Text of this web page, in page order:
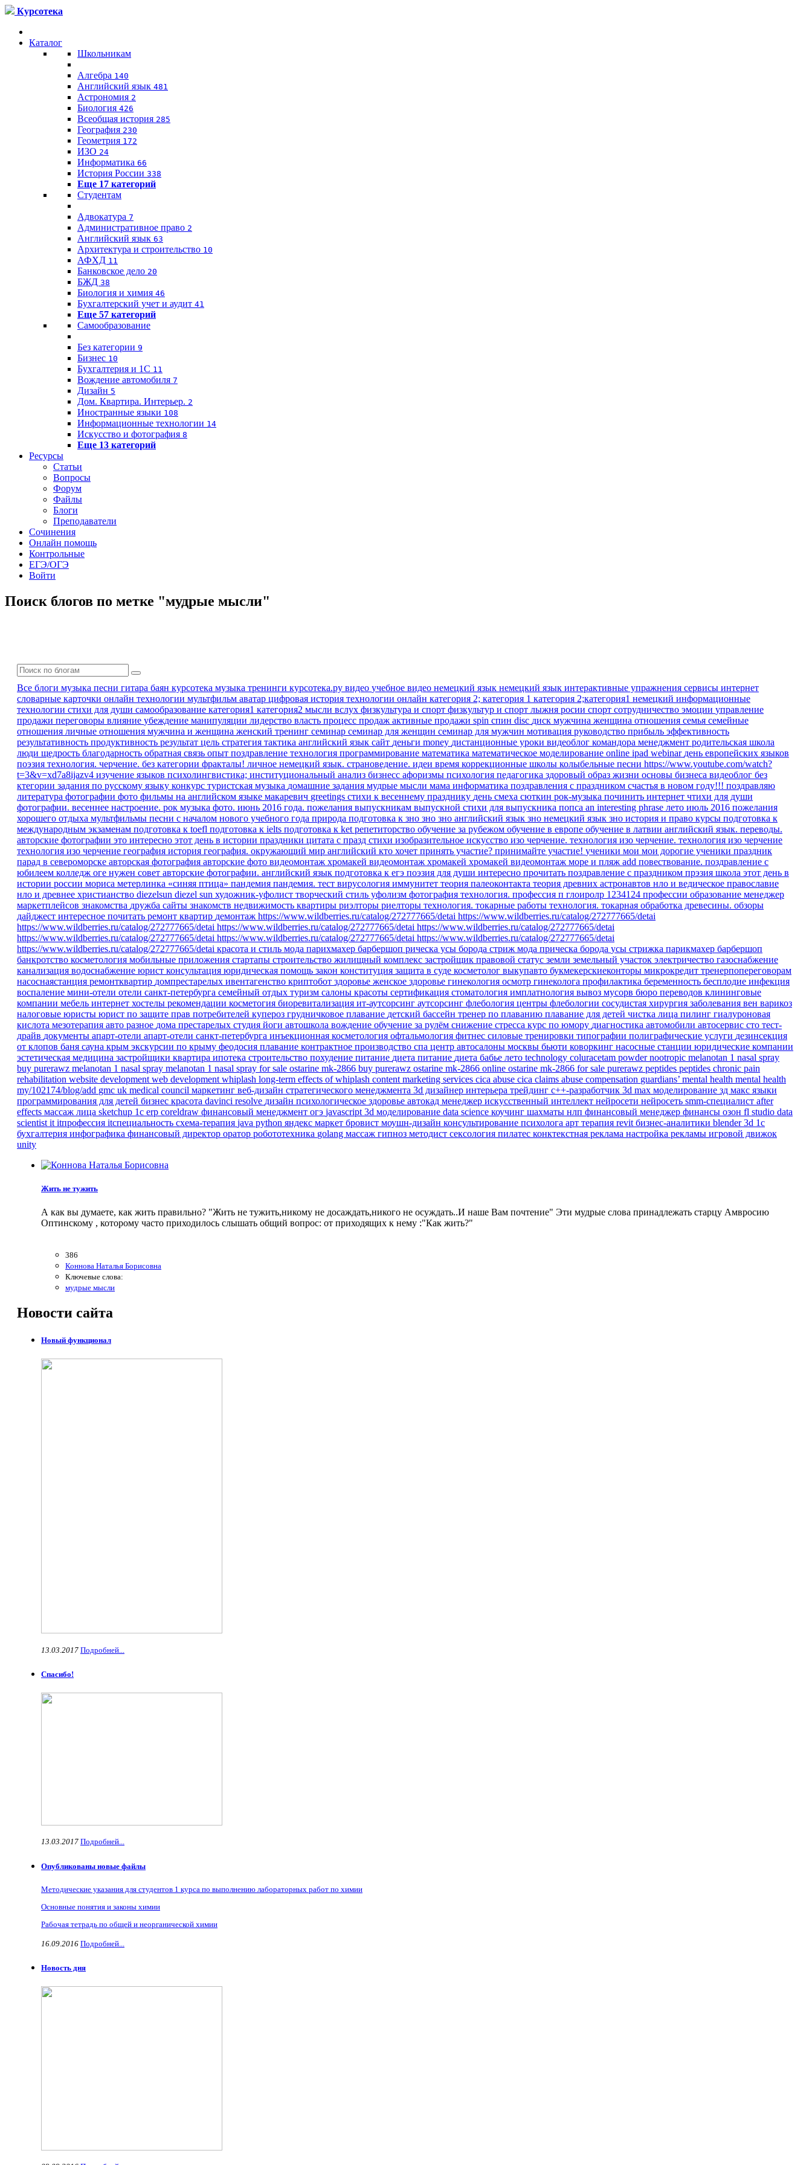
Курсотека
Каталог
Школьникам
Алгебра 140
Английский язык 481
Астрономия 2
Биология 426
Всеобщая история 285
География 230
Геометрия 172
ИЗО 24
Информатика 66
История России 338
Еще 17 категорий
Студентам
Адвокатура 7
Административное право 2
Английский язык 63
Архитектура и строительство 10
АФХД 11
Банковское дело 20
БЖД 38
Биология и химия 46
Бухгалтерский учет и аудит 41
Еще 57 категорий
Самообразование
Без категории 9
Бизнес 10
Бухгалтерия и 1C 11
Вождение автомобиля 7
Дизайн 5
Дом. Квартира. Интерьер. 2
Иностранные языки 108
Информационные технологии 14
Искусство и фотография 8
Еще 13 категорий
Ресурсы
Статьи
Вопросы
Форум
Файлы
Блоги
Преподаватели
Сочинения
Онлайн помощь
Контрольные
ЕГЭ/ОГЭ
Войти
Поиск блогов по метке "мудрые мысли"
Все блоги музыка песни гитара баян курсотека музыка тренинги курсотека.ру видео учебное видео немецкий язык немецкий язык интерактивные упражнения сервисы интернет
словарные карточки онлайн технологии мультфильм аватар цифровая история технологии онлайн категория 2; категория 1 категория 2;категория1 немецкий информационные
технологии стихи для души самообразование категория1 категория2 мысли вслух физкультура и спорт физкультур и спорт лыжня росии спорт сотрудничество эмоции управление
продажи переговоры влияние убеждение манипуляции лидерство власть процесс продаж активные продажи spin спин disc диск мужчина женщина отношения семья семейные
отношения личные отношения мужчина и женщина женский тренинг семинар семинар для женщин семинар для мужчин мотивация руководство прибыль эффективность
результативность продуктивность результат цель стратегия тактика английский язык сайт деньги money дистанционные уроки видеоблог командора менеджмент родительская школа
люди щедрость благодарность обратная связь опыт поздравление технология программирование математика математическое моделирование online ipad webinar день европейских языков
поэзия технология. черчение. без категории фракталы! личное немецкий язык. страноведение. идеи время коррекционные школы колыбельные песни https://www.youtube.com/watch?
t=3&v=xd7a8ijazv4 изучение языков психолингвистика; институциональный анализ бизнесс афоризмы психология педагогика здоровый образ жизни основы бизнеса видеоблог без
ктегории задания по русскому языку конкурс туристская музыка домашние задания мудрые мысли мама информатика поздравления с праздником счастья в новом году!!! поздравляю
литература фотографии фото фильмы на английском языке макаревич greetings стихи к весеннему празднику день смеха сюткин рок-музыка починить интернет чтихи для души
фотографии. весеннее настроение. рок музыка фото. июнь 2016 года. пожелания выпускникам выпускной стихи для выпускника попса an interesting phrase лето июль 2016 пожелания
хорошего отдыха мультфильмы песни с началом нового учебного года природа подготовка к зно зно зно английский язык зно немецкий язык зно история и право курсы подготовка к
международным экзаменам подготовка к toefl подготовка к ielts подготовка к ket репетиторство обучение за рубежом обучение в европе обучение в латвии английский язык. переводы.
авторские фотографии это интересно этот день в истории праздники цитата с празд стихи изобразительное искусство изо черчение. технология изо черчение. технология изо черчение
технология изо черчение география история география. окружающий мир английский кто хочет принять участие? принимайте участие! ученики мои мои дорогие ученики праздник
парад в североморске авторская фотография авторские фото видеомонтаж хромакей видеомонтаж хромакей хромакей видеомонтаж море и пляж add повествование. поздравление с
юбилеем колледж оге нужен совет авторские фотографии. английский язык подготовка к егэ поэзия для души интересно прочитать поздравление с праздником прэзия школа этот день в
истории россии мориса метерлинка «синяя птица» пандемия пандемия. тест вирусология иммунитет теория палеоконтакта теория древних астронавтов нло и ведическое православие
нло и древнее христианство diezelsun diezel sun художник-уфолист творческий стиль уфолизм фотография технология. профессия п глоиролр 1234124 профессии образование менеджер
маркетплейсов знакомства дружба сайты знакомств недвижимость квартиры риэлторы риелторы технология. токарные работы технология. токарная обработка древесины. обзоры
дайджест интересное почитать ремонт квартир демонтаж https://www.wildberries.ru/catalog/272777665/detai https://www.wildberries.ru/catalog/272777665/detai
https://www.wildberries.ru/catalog/272777665/detai https://www.wildberries.ru/catalog/272777665/detai https://www.wildberries.ru/catalog/272777665/detai
https://www.wildberries.ru/catalog/272777665/detai https://www.wildberries.ru/catalog/272777665/detai https://www.wildberries.ru/catalog/272777665/detai
https://www.wildberries.ru/catalog/272777665/detai красота и стиль мода парихмахер барбершоп рическа усы борода стриж мода прическа борода усы стрижка парикмахер барбершоп
банкротство косметология мобильные приложения стартапы строительство жилищный комплекс застройщик правовой статус земли земельный участок электричество газоснабжение
канализация водоснабжение юрист консультация юридическая помощь закон конституция защита в суде косметолог выкупавто букмекерскиеконторы микрокредит тренерпопереговорам
насоснаястанция ремонтквартир домпрестарелых ивентагенство криптобот здоровье женское здоровье гинекология осмотр гинеколога профилактика беременность бесплодие инфекция
воспаление мини-отели отели санкт-петербурга семейный отдых туризм салоны красоты сертификация стоматология имплатнология вывоз мусорв бюро переводов клининговые
компании мебель интернет хостелы рекомендации косметогия биоревитализация ит-аутсорсинг аутсорсинг флебология центры флебологии сосудистая хирургия заболевания вен варикоз
налоговые юристы юрист по защите прав потребителей купероз грудничковое плавание детский бассейн тренер по плаванию плавание для детей чистка лица пилинг гиалуроновая
кислота мезотерапия авто разное дома престарелых студия йоги автошкола вождение обучение за рулём снижение стресса курс по юмору диагностика автомобили автосервис сто тест-
драйв документы апарт-отели апарт-отели санкт-петербурга инъекционная косметология офтальмология фитнес силовые тренировки типографии полиграфические услуги дезинсекция
от клопов баня сауна крым экскурсии по крыму феодосия плавание контрактное производство спа центр автосалоны москвы бьюти коворкинг насосные станции юридические компании
эстетическая медицина застройщики квартира ипотека строительство похудение питание диета питание диета бабье лето technology coluracetam powdernootropic melanotan 1 nasal spray
buy purerawz melanotan 1 nasal spray melanotan 1 nasal spray for sale ostarine mk-2866 buy purerawz ostarine mk-2866 online ostarine mk-2866 for sale purerawz peptides peptides chronic pain
rehabilitation website development web development whiplash long-term effects of whiplash content marketing services cica abuse cica claims abuse compensation guardians’ mental health mental health
my/102174/blog/add gmc uk medical council маркетинг веб-дизайн стратегического менеджмента 3d дизайнер интерьера трейдинг c++-разработчик 3d max моделирование зд макс языки
программирования для детей бизнес красота davinci resolve дизайн психологическое здоровье автокад менеджер искусственный интеллект нейросети нейросеть smm-специалист after
effects массаж лица sketchup 1с erp coreldraw финансовый менеджмент огэ javascript 3d моделирование data science коучинг шахматы нлп финансовый менеджер финансы озон fl studio data
scientist it itпрофессия itспециальность схема-терапия java python яндекс маркет бровист моушн-дизайн консультирование психолога арт терапия revit бизнес-аналитики blender 3d 1с
бухгалтерия инфографика финансовый директор оратор робототехника golang массаж гипноз методист сексология пилатес конктекстная реклама настройка рекламы игровой движок
unity
Жить не тужить
А как вы думаете, как жить правильно? "Жить не тужить,никому не досаждать,никого не осуждать..И наше Вам почтение" Эти мудрые слова принадлежать старцу Амвросию
Оптинскому , которому часто приходилось слышать общий вопрос: от приходящих к нему :"Как жить?"
386
Коннова Наталья Борисовна
Ключевые слова:
мудрые мысли
Новости сайта
Новый функционал
13.03.2017 Подробней...
Спасибо!
13.03.2017 Подробней...
Опубликованы новые файлы
Методические указания для студентов 1 курса по выполнению лабораторных работ по химии
Основные понятия и законы химии
Рабочая тетрадь по общей и неорганической химии
16.09.2016 Подробней...
Новость дня